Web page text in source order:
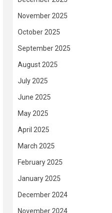
November 2025
October 2025
September 2025
August 2025
July 2025
June 2025
May 2025
April 2025
March 2025
February 2025
January 2025
December 2024
November 2024